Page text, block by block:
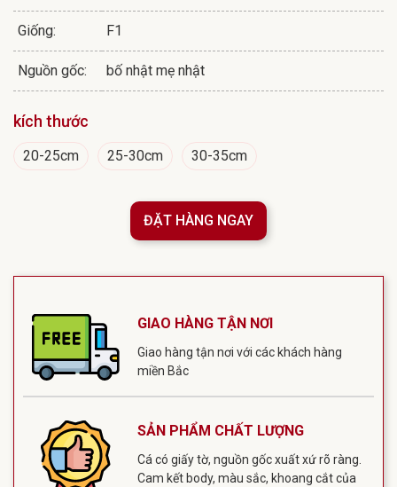
Giống: F1
Nguồn gốc: bố nhật mẹ nhật
kích thước
20-25cm 25-30cm 30-35cm
ĐẶT HÀNG NGAY
GIAO HÀNG TẬN NƠI
Giao hàng tận nơi với các khách hàng
miền Bắc
SẢN PHẨM CHẤT LƯỢNG
Cá có giấy tờ, nguồn gốc xuất xứ rõ ràng.
Cam kết body, màu sắc, khoang cắt của